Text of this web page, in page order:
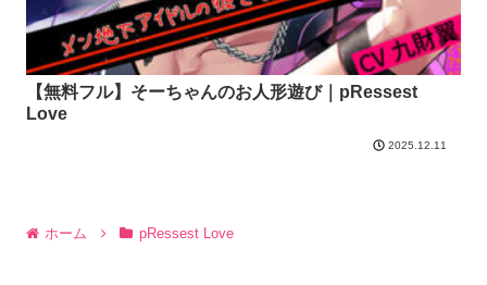
【無料フル】そーちゃんのお人形遊び｜pRessest
Love
2025.12.11
ホーム pRessest Love